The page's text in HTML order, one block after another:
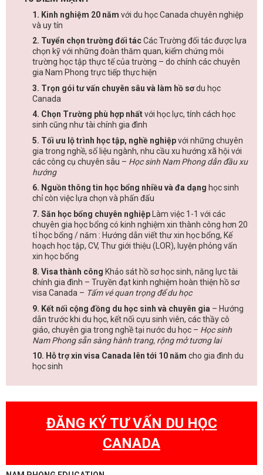
1. Kinh nghiệm 20 năm với du học Canada chuyên nghiệp
và uy tín
2. Tuyển chọn trường đối tácCác Trường đối tác được lựa
chọn kỹ với những đoàn thăm quan, kiểm chứng môi
trường học tập thực tế của trường – do chính các chuyên
gia Nam Phong trực tiếp thực hiện
3. Trọn gói tư vấn chuyên sâu và làm hồ sơdu học
Canada
4. Chọn Trường phù hợp nhấtvới học lực, tính cách học
sinh cũng như tài chính gia đình
5. Tối ưu lộ trình học tập, nghề nghiệpvới những chuyên
gia trong nghề, số liệu ngành, nhu cầu xu hướng xã hội với
các công cụ chuyên sâu – Học sinh Nam Phong dẫn đầu xu
hướng
6. Nguồn thông tin học bổng nhiều và đa dạng học sinh
chỉ còn việc lựa chọn và phấn đấu
7. Săn học bổng chuyên nghiệp Làm việc 1-1 với các
chuyên gia học bổng có kinh nghiệm xin thành công hơn 20
tỉ học bổng / năm : Hướng dẫn viết thư xin học bổng, Kế
hoạch học tập, CV, Thư giới thiệu (LOR), luyện phỏng vấn
xin học bổng
8. Visa thành công Khảo sát hồ sơ học sinh, năng lực tài
chính gia đình – Truyền đạt kinh nghiệm hoàn thiện hồ sơ
visa Canada – Tấm vé quan trọng để du học
9. Kết nối cộng đồng du học sinh và chuyên gia – Hướng
dẫn trước khi du học, kết nối cựu sinh viên, các thầy cô
giáo, chuyên gia trong nghề tại nước du học – Học sinh
Nam Phong sẵn sàng hành trang, rộng mở tương lai
10. Hỗ trợ xin visa Canada lên tới 10 năm cho gia đình du
học sinh
ĐĂNG KÝ TƯ VẤN DU HỌC
CANADA